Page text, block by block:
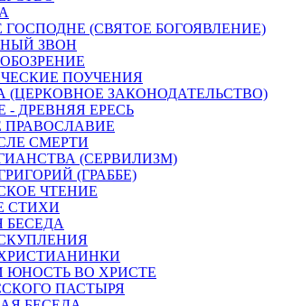
(СВЯТОЕ БОГОЯВЛЕНИЕ)
ЗВОН
ПОУЧЕНИЯ
(ЦЕРКОВНОЕ ЗАКОНОДАТЕЛЬСТВО)
ДРЕВНЯЯ ЕРЕСЬ
ПРАВОСЛАВИЕ
СМЕРТИ
(СЕРВИЛИЗМ)
(ГРАББЕ)
ЧТЕНИЕ
СТИХИ
БЕСЕДА
ЮНОСТЬ ВО ХРИСТЕ
ПАСТЫРЯ